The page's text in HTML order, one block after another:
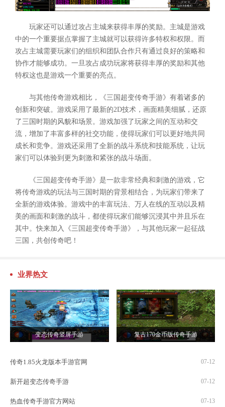
玩家还可以通过攻占主城来获得丰厚的奖励。主城是游戏
中的一个重要据点掌握了主城就可以获得许多特权和权限。而
攻占主城需要玩家们的组织和团队合作只有通过良好的策略和
协作才能够成功。一旦攻占成功玩家将获得丰厚的奖励和其他
特权这也是游戏一个重要的亮点。
与其他传奇游戏相比，《三国超变传奇手游》有着诸多的
创新和突破。游戏采用了最新的2D技术，画面精美细腻，还原
了三国时期的风貌和场景。游戏加强了玩家之间的互动和交
流，增加了丰富多样的社交功能，使得玩家们可以更好地共同
成长和竞争。游戏还采用了全新的战斗系统和技能系统，让玩
家们可以体验到更为刺激和紧张的战斗场面。
《三国超变传奇手游》是一款非常经典和刺激的游戏，它
将传奇游戏的玩法与三国时期的背景相结合，为玩家们带来了
全新的游戏体验。游戏中的丰富玩法、万人在线的互动以及精
美的画面和刺激的战斗，都使得玩家们能够沉浸其中并且乐在
其中。快来加入《三国超变传奇手游》，与其他玩家一起征战
三国，共创传奇吧！
业界热文
变态传奇竖屏手游 复古170金币版传奇手游
传奇1.85火龙版本手游官网 07-12
新开超变态传奇手游 07-12
热血传奇手游官方网站 07-13